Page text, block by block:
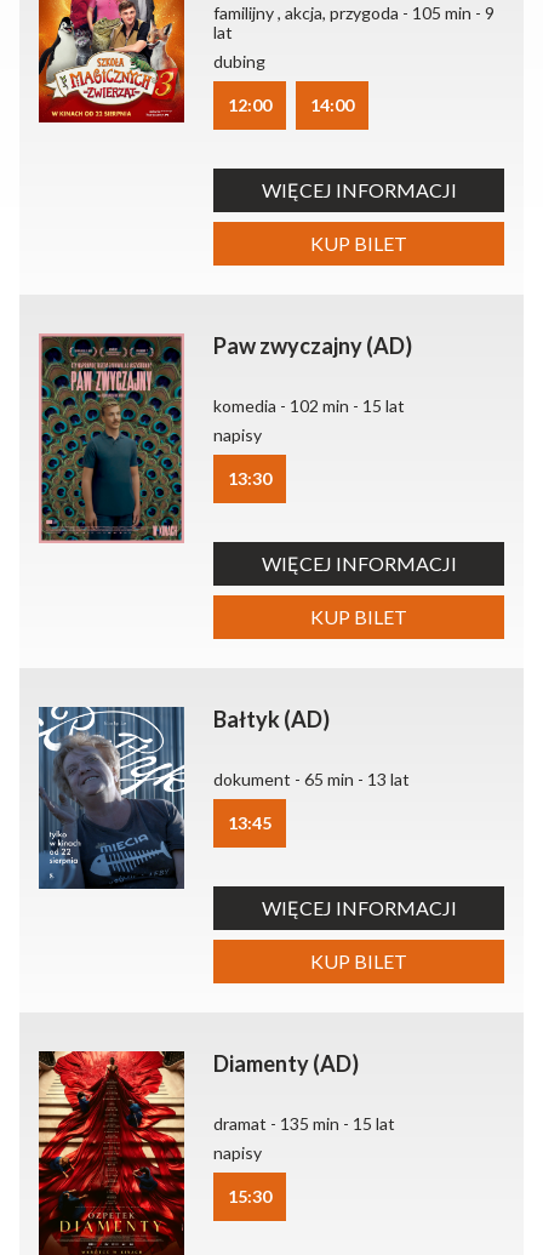
familijny , akcja, przygoda - 105 min - 9
lat
dubing
12:00 14:00
WIĘCEJ INFORMACJI
KUP BILET
Paw zwyczajny (AD)
komedia - 102 min - 15 lat
napisy
13:30
WIĘCEJ INFORMACJI
KUP BILET
Bałtyk (AD)
dokument - 65 min - 13 lat
13:45
WIĘCEJ INFORMACJI
KUP BILET
Diamenty (AD)
dramat - 135 min - 15 lat
napisy
15:30